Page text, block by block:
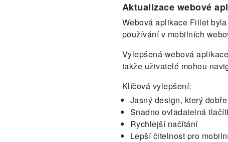
Aktualizace webové
Webová aplikace Fillet
používání v mobilních
Vylepšená webová
takže uživatelé mohou
Klíčová vylepšení:
Jasný design, který
Snadno ovladatelná
Rychlejší načítání
Lepší čitelnost pro